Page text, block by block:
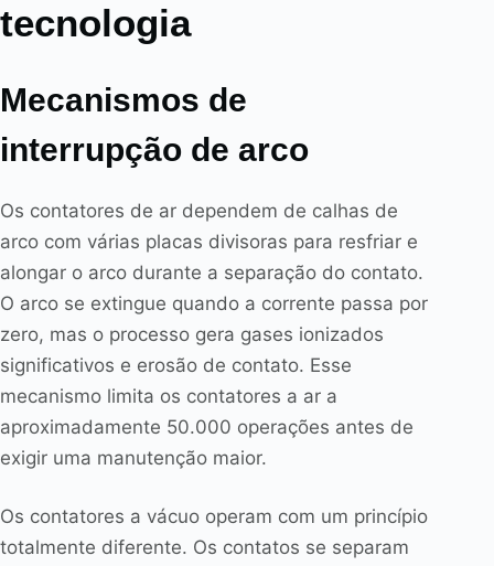
tecnologia
Mecanismos de
interrupção de arco
Os contatores de ar dependem de calhas de
arco com várias placas divisoras para resfriar e
alongar o arco durante a separação do contato.
O arco se extingue quando a corrente passa por
zero, mas o processo gera gases ionizados
significativos e erosão de contato. Esse
mecanismo limita os contatores a ar a
aproximadamente 50.000 operações antes de
exigir uma manutenção maior.
Os contatores a vácuo operam com um princípio
totalmente diferente. Os contatos se separam